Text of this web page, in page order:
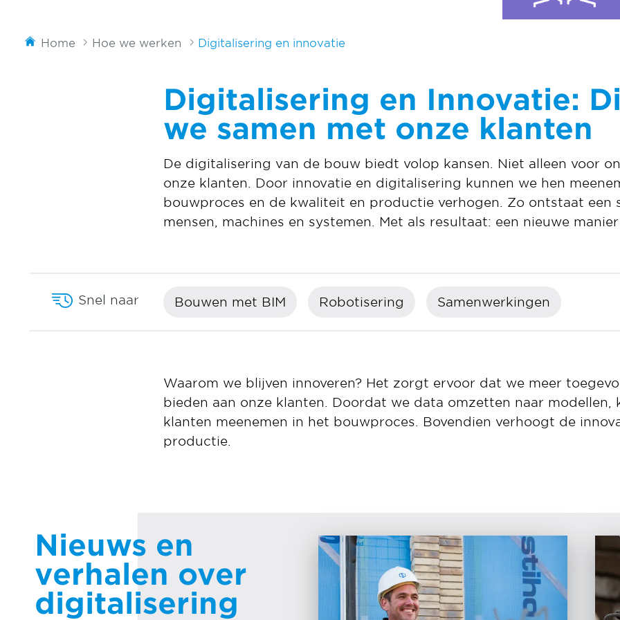
Home Hoe we werken Digitalisering en innovatie
Digitalisering en Innovatie:
we samen met onze klanten
De digitalisering van de bouw biedt volop kansen. Niet alleen voor
onze klanten. Door innovatie en digitalisering kunnen we hen
bouwproces en de kwaliteit en productie verhogen. Zo ontstaat een
mensen, machines en systemen. Met als resultaat: een nieuwe
Snel naar Bouwen met BIM Robotisering Samenwerkingen
Waarom we blijven innoveren? Het zorgt ervoor dat we meer
bieden aan onze klanten. Doordat we data omzetten naar modellen,
klanten meenemen in het bouwproces. Bovendien verhoogt de
productie.
Nieuws en
verhalen over
digitalisering